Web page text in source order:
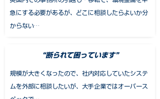
急にする必要があるが、どこに相談したらよいか分
からない…
“断られて困っています”
規模が大きくなったので、社内対応していたシステ
ムを外部に相談したいが、大手企業ではオーバース